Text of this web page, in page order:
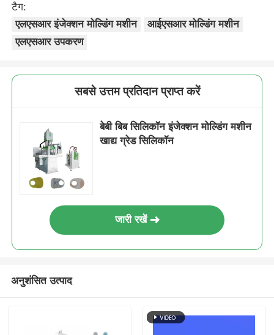
तरल सिलिकॉन रबर इंजेक्शन मोल्डिंग
सिलिकॉन रबर इंजेक्शन मोल्डिंग
टैग:
एलएसआर इंजेक्शन मोल्डिंग मशीन
आईएसआर मोल्डिंग मशीन
एलएसआर उपकरण
सबसे उत्तम प्रतिदान प्राप्त करें
बेबी बिब सिलिकॉन इंजेक्शन मोल्डिंग मशीन
खाद्य ग्रेड सिलिकॉन
जारी रखें
अनुशंसित उत्पाद